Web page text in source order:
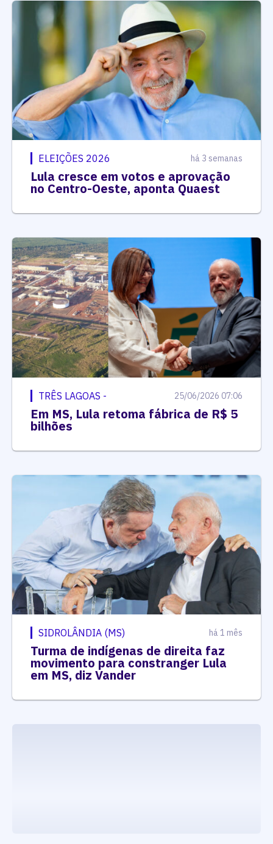
ELEIÇÕES 2026 há 3 semanas
Lula cresce em votos e aprovação
no Centro-Oeste, aponta Quaest
TRÊS LAGOAS - 25/06/2026 07:06
Em MS, Lula retoma fábrica de R$ 5
bilhões
SIDROLÂNDIA (MS) há 1 mês
Turma de indígenas de direita faz
movimento para constranger Lula
em MS, diz Vander